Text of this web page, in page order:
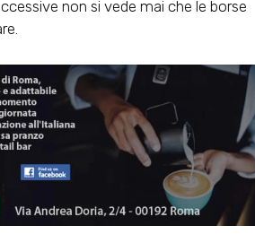
non si vede mai che le borse